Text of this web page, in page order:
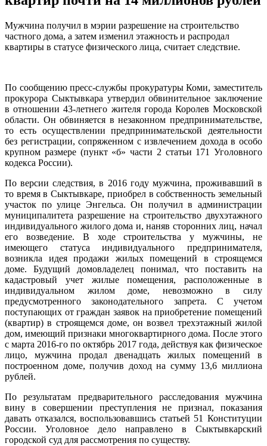
Мужчина получил в мэрии разрешение на строительство
частного дома, а затем изменил этажность и распродал
квартиры в статусе физического лица, считает следствие.
По сообщению пресс-службы прокуратуры Коми, заместитель
прокурора Сыктывкара утвердил обвинительное заключение
в отношении 43-летнего жителя города Королев Московской
области. Он обвиняется в незаконном предпринимательстве,
то есть осуществлении предпринимательской деятельности
без регистрации, сопряженном с извлечением дохода в особо
крупном размере (пункт «б» части 2 статьи 171 Уголовного
кодекса России).
По версии следствия, в 2016 году мужчина, проживавший в
то время в Сыктывкаре, приобрел в собственность земельный
участок по улице Энгельса. Он получил в администрации
муниципалитета разрешение на строительство двухэтажного
индивидуального жилого дома и, наняв сторонних лиц, начал
его возведение. В ходе строительства у мужчины, не
имеющего статуса индивидуального предпринимателя,
возникла идея продажи жилых помещений в строящемся
доме. Будущий домовладелец понимал, что поставить на
кадастровый учет жилые помещения, расположенные в
индивидуальном жилом доме, невозможно в силу
предусмотренного законодательного запрета. С учетом
поступающих от граждан заявок на приобретение помещений
(квартир) в строящемся доме, он возвел трехэтажный жилой
дом, имеющий признаки многоквартирного дома. После этого
с марта 2016-го по октябрь 2017 года, действуя как физическое
лицо, мужчина продал двенадцать жилых помещений в
построенном доме, получив доход на сумму 13,6 миллиона
рублей.
По результатам предварительного расследования мужчина
вину в совершении преступления не признал, показания
давать отказался, воспользовавшись статьей 51 Конституции
России. Уголовное дело направлено в Сыктывкарский
городской суд для рассмотрения по существу.